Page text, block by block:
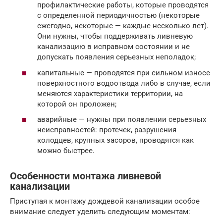
профилактические работы, которые проводятся
с определенной периодичностью (некоторые
ежегодно, некоторые — каждые несколько лет).
Они нужны, чтобы поддерживать ливневую
канализацию в исправном состоянии и не
допускать появления серьезных неполадок;
капитальные — проводятся при сильном износе
поверхностного водоотвода либо в случае, если
меняются характеристики территории, на
которой он проложен;
аварийные — нужны при появлении серьезных
неисправностей: протечек, разрушения
колодцев, крупных засоров, проводятся как
можно быстрее.
Особенности монтажа ливневой
канализации
Приступая к монтажу дождевой канализации особое
внимание следует уделить следующим моментам: